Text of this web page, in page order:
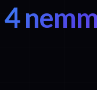
4